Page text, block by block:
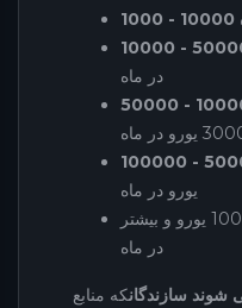
در ماه
یورو در ماه
یورو در ماه
: 10000 یورو و بیشتر
در ماه
شوند سازندگانکه منابع